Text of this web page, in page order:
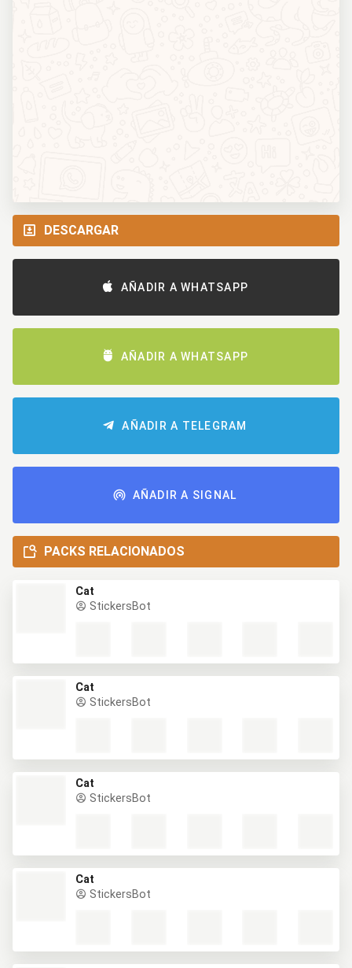
DESCARGAR
AÑADIR A WHATSAPP
AÑADIR A WHATSAPP
AÑADIR A TELEGRAM
AÑADIR A SIGNAL
PACKS RELACIONADOS
Cat
StickersBot
Cat
StickersBot
Cat
StickersBot
Cat
StickersBot